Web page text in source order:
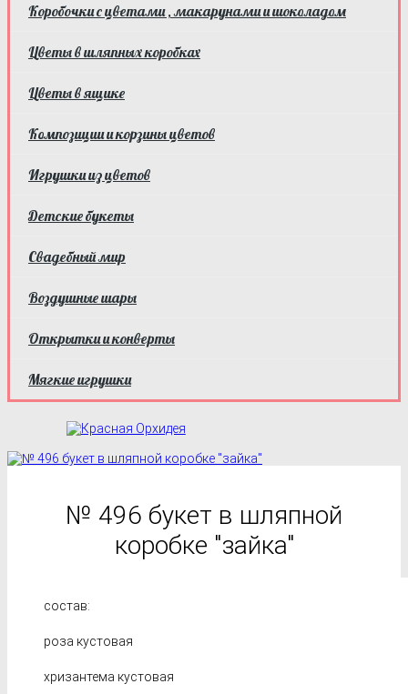
Коробочки с цветами , макарунами и шоколадом
Цветы в шляпных коробках
Цветы в ящике
Композиции и корзины цветов
Игрушки из цветов
Детские букеты
Свадебный мир
Воздушные шары
Открытки и конверты
Мягкие игрушки
№ 496 букет в шляпной
коробке "зайка"
состав:
роза кустовая
хризантема кустовая